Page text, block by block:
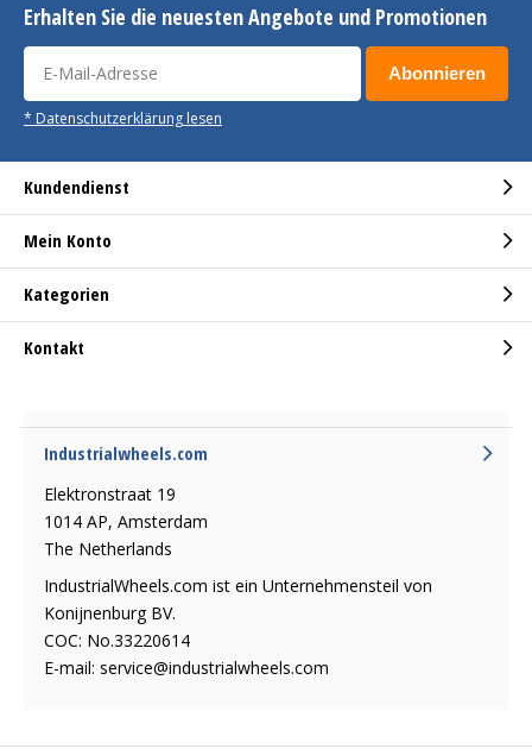
Erhalten Sie die neuesten Angebote und Promotionen
Abonnieren
* Datenschutzerklärung lesen
Kundendienst
Mein Konto
Kategorien
Kontakt
Industrialwheels.com
Elektronstraat 19
1014 AP, Amsterdam
The Netherlands
IndustrialWheels.com ist ein Unternehmensteil von
Konijnenburg BV.
COC: No.33220614
E-mail: service@industrialwheels.com